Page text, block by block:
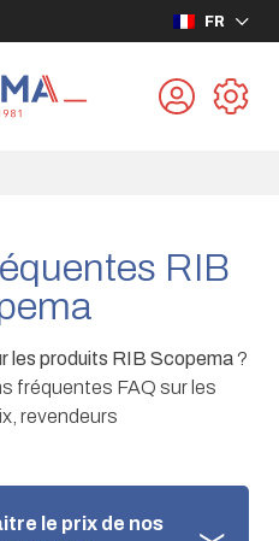
FR
RIB
les produits RIB Scopema?
fréquentes FAQ sur les
revendeurs
le prix de nos